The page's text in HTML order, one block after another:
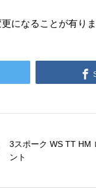
になることが有りま
3スポーク WS TT HM
ント